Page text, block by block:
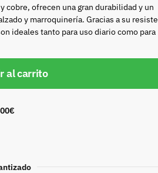
cobre, ofrecen una gran durabilidad y un
y marroquinería. Gracias a su
ideales tanto para uso diario como para
al carrito